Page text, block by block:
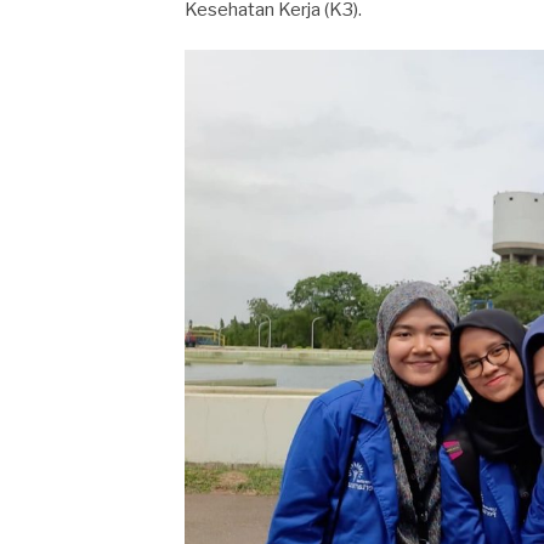
Kesehatan Kerja (K3).